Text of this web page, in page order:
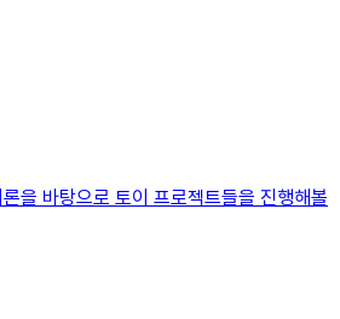
을 바탕으로 토이 프로젝트들을 진행해볼